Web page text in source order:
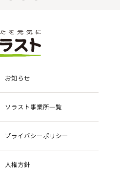
お知らせ
ソラスト事業所一覧
プライバシーポリシー
人権方針